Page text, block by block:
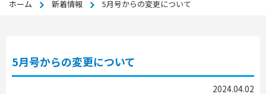
ホーム 新着情報 5月号からの変更について
5月号からの変更について
2024.04.02